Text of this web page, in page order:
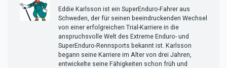
Eddie Karlsson ist ein SuperEnduro-Fahrer aus
Schweden, der für seinen beeindruckenden Wechsel
von einer erfolgreichen Trial-Karriere in die
anspruchsvolle Welt des Extreme Enduro- und
SuperEnduro-Rennsports bekannt ist. Karlsson
begann seine Karriere im Alter von drei Jahren,
entwickelte seine Fähigkeiten schon früh und